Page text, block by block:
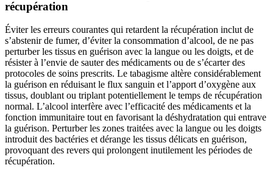
récupération
Éviter les erreurs courantes qui retardent la récupération inclut de
s’abstenir de fumer, d’éviter la consommation d’alcool, de ne pas
perturber les tissus en guérison avec la langue ou les doigts, et de
résister à l’envie de sauter des médicaments ou de s’écarter des
protocoles de soins prescrits. Le tabagisme altère considérablement
la guérison en réduisant le flux sanguin et l’apport d’oxygène aux
tissus, doublant ou triplant potentiellement le temps de récupération
normal. L’alcool interfère avec l’efficacité des médicaments et la
fonction immunitaire tout en favorisant la déshydratation qui entrave
la guérison. Perturber les zones traitées avec la langue ou les doigts
introduit des bactéries et dérange les tissus délicats en guérison,
provoquant des revers qui prolongent inutilement les périodes de
récupération.